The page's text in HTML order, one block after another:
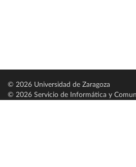
© 2026 Universidad de Zaragoza
© 2026 Servicio de Informática y